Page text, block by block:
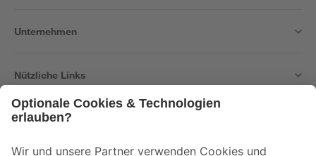
Unternehmen
Nützliche Links
Der toom Newsletter: Keine Angebote und Aktionen mehr verpassen!